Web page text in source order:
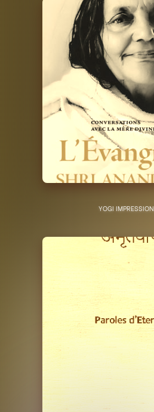
YOGI IMPRESSION